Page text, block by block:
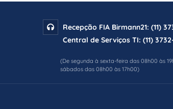
Recepção FIA Birmann21:(11)
Central de Serviços TI:(11)
(De segunda à sexta-feira das 08h00 às
sábados das 08h00 às 17h00)